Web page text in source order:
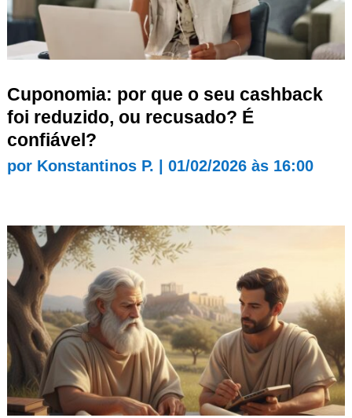
Cuponomia: por que o seu cashback
foi reduzido, ou recusado? É
confiável?
por Konstantinos P. 01/02/2026 às 16:00